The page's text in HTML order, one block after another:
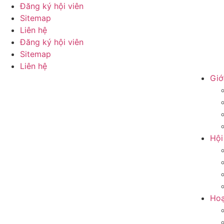
Đăng ký hội viên
Sitemap
Liên hệ
Đăng ký hội viên
Sitemap
Liên hệ